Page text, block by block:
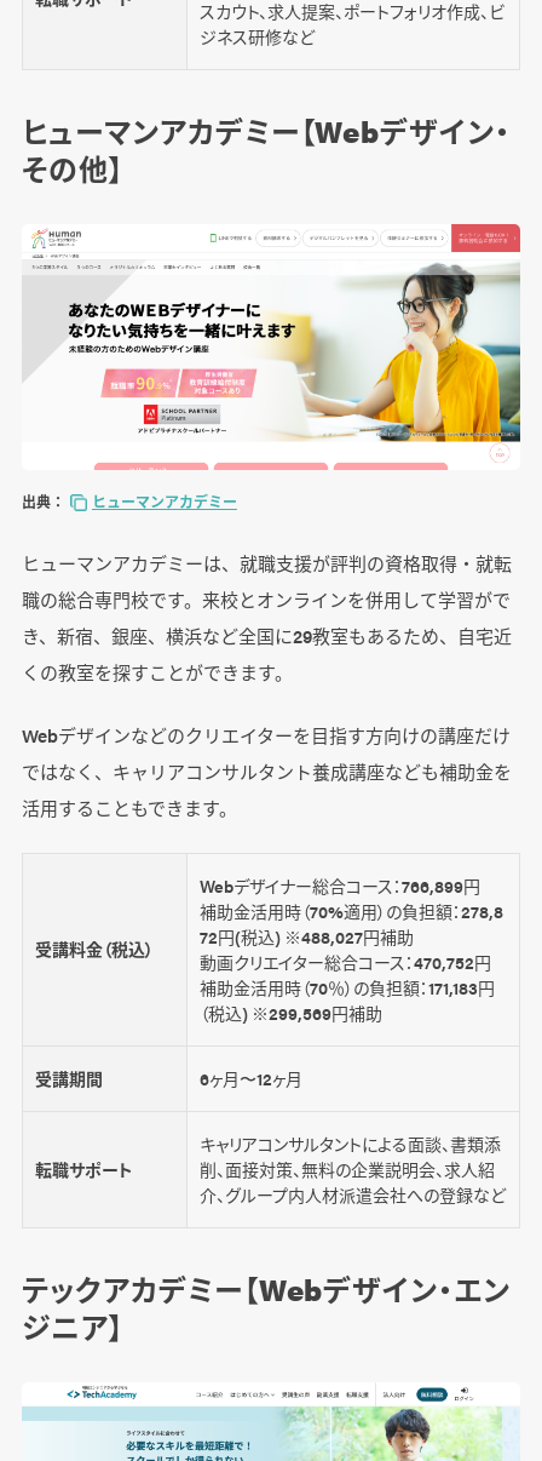
スカウト、求人提案、ポートフォリオ作成、ビ
ジネス研修など
ヒューマンアカデミー【Webデザイン・
その他】
出典： ヒューマンアカデミー
ヒューマンアカデミーは、就職支援が評判の資格取得・就転
職の総合専門校です。来校とオンラインを併用して学習がで
き、新宿、銀座、横浜など全国に29教室もあるため、自宅近
くの教室を探すことができます。
Webデザインなどのクリエイターを目指す方向けの講座だけ
ではなく、キャリアコンサルタント養成講座なども補助金を
活用することもできます。
受講料金（税込）
Webデザイナー総合コース：766,899円
補助金活用時（70%適用）の負担額：278,8
72円(税込) ※488,027円補助
動画クリエイター総合コース：470,752円
補助金活用時（70％）の負担額：171,183円
（税込) ※299,569円補助
受講期間 6ヶ月〜12ヶ月
転職サポート
キャリアコンサルタントによる面談、書類添
削、面接対策、無料の企業説明会、求人紹
介、グループ内人材派遣会社への登録など
テックアカデミー【Webデザイン・エン
ジニア】